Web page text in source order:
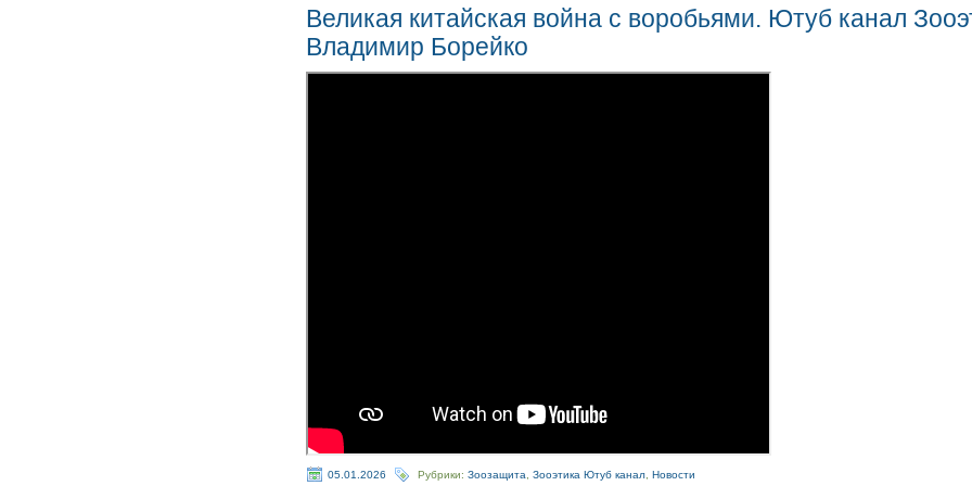
Великая китайская война с воробьями. Ютуб канал
Владимир Борейко
05.01.2026 Рубрики:Зоозащита ,Зооэтика Ютуб канал ,Новости